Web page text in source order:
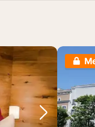
Nästa bild